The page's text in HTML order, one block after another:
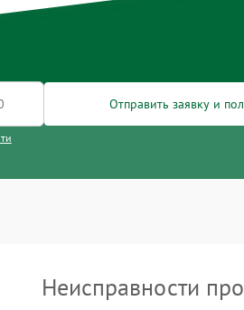
Отправить заявку и
Неисправности